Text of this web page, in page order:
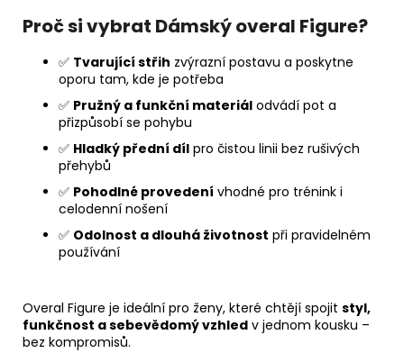
Proč si vybrat Dámský overal Figure?
✅ Tvarující střih zvýrazní postavu a poskytne
oporu tam, kde je potřeba
✅ Pružný a funkční materiál odvádí pot a
přizpůsobí se pohybu
✅ Hladký přední díl pro čistou linii bez rušivých
přehybů
✅ Pohodlné provedení vhodné pro trénink i
celodenní nošení
✅ Odolnost a dlouhá životnost při pravidelném
používání
Overal Figure je ideální pro ženy, které chtějí spojit styl,
funkčnost a sebevědomý vzhled v jednom kousku –
bez kompromisů.